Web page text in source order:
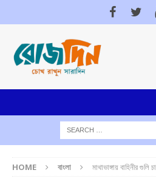
HOME বাংলা মাথাভাঙ্গায় বাহিনীর